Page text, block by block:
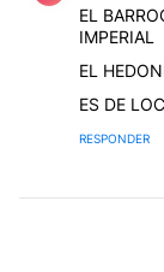
EL
IMPERIAL
EL
ES DE
RESPONDER